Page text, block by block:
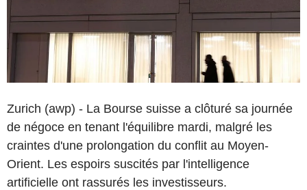
Zurich (awp) - La Bourse suisse a clôturé sa journée
de négoce en tenant l'équilibre mardi, malgré les
craintes d'une prolongation du conflit au Moyen-
Orient. Les espoirs suscités par l'intelligence
artificielle ont rassurés les investisseurs.